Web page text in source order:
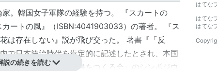
。韓国女子軍隊の経験を持つ。 『スカートの
ートの風』（ISBN:4041903033）の著者。 『ス
は存在しない』説が飛び交った。 著書『「反
で日本統治時代を肯定的に記述したとされ、本国
た『新しい歴史教科書をつくる会』のシンポジウ
説の続きを読む
はてな
はてな
はてな